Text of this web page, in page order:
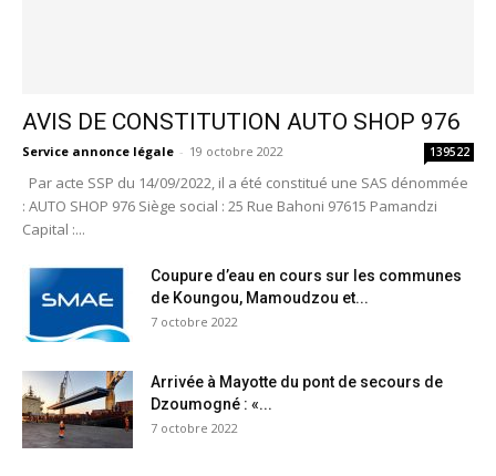
AVIS DE CONSTITUTION AUTO SHOP 976
Service annonce légale - 19 octobre 2022 139522
Par acte SSP du 14/09/2022, il a été constitué une SAS dénommée
: AUTO SHOP 976 Siège social : 25 Rue Bahoni 97615 Pamandzi
Capital :...
Coupure d’eau en cours sur les communes
de Koungou, Mamoudzou et...
7 octobre 2022
Arrivée à Mayotte du pont de secours de
Dzoumogné : «...
7 octobre 2022